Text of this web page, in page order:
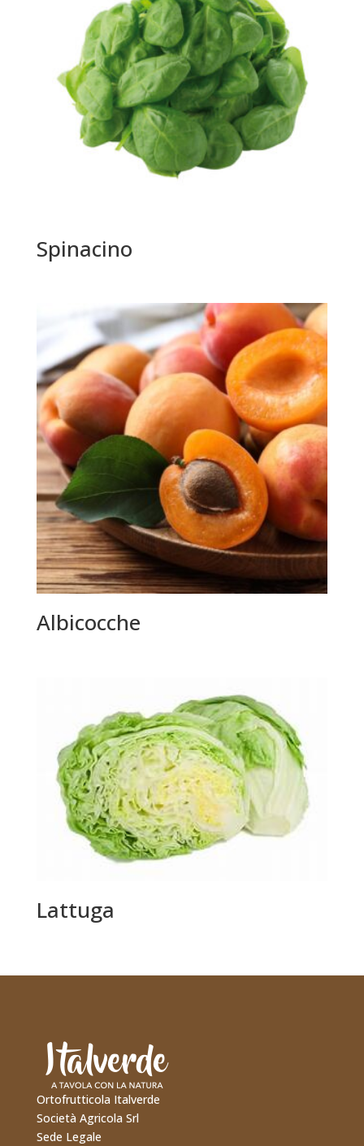
Spinacino
Albicocche
Lattuga
Ortofrutticola Italverde
Società Agricola Srl
Sede Legale